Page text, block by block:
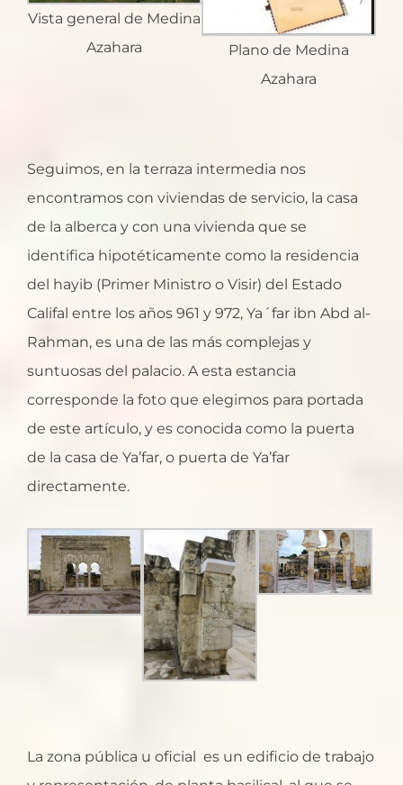
Vista general de Medina
Azahara
Plano de Medina
Azahara
Seguimos, en la terraza intermedia nos
encontramos con viviendas de servicio, la casa
de la alberca y con una vivienda que se
identifica hipotéticamente como la residencia
del hayib (Primer Ministro o Visir) del Estado
Califal entre los años 961 y 972, Ya´far ibn Abd al-
Rahman, es una de las más complejas y
suntuosas del palacio. A esta estancia
corresponde la foto que elegimos para portada
de este artículo, y es conocida como la puerta
de la casa de Ya’far, o puerta de Ya’far
directamente.
La zona pública u oficial es un edificio de trabajo